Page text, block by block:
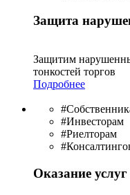
Защита
Защитим
тонкостей торгов
Подробнее
#Инвесторам
#Риелторам
Оказание